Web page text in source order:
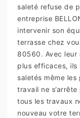
saleté refuse de
entreprise
intervenir son
terrasse chez
80560. Avec leur
plus efficaces,
saletés même
travail ne
tous les travaux
nouveau votre